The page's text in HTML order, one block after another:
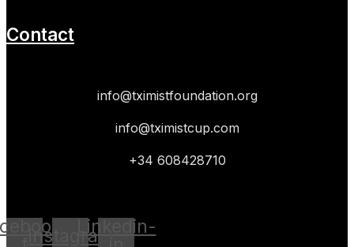
Contact
info@tximistfoundation.org
info@tximistcup.com
+34 608428710
InstagramLinkedin-